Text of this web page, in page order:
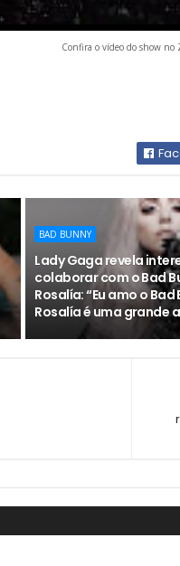
Confira o vídeo do show no
BAD BUNNY
Lady Gaga revela
colaborar com o Bad
Rosalía: “Eu amo o Bad
Rosalía é uma grande